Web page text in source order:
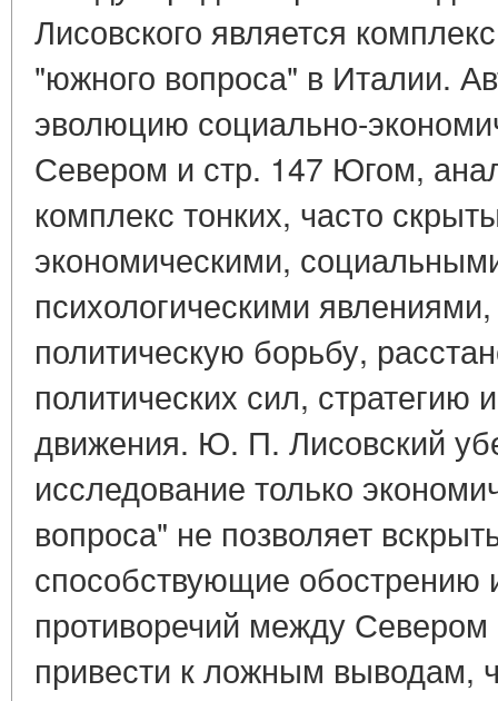
Лисовского является
"южного вопроса" в Италии.
эволюцию социально-
Севером и стр. 147 Югом,
комплекс тонких, часто
экономическими,
психологическими
политическую борьбу,
политических сил, стратегию
движения. Ю. П. Лисовский
исследование только
вопроса" не позволяет
способствующие обострению
противоречий между
привести к ложным выводам,